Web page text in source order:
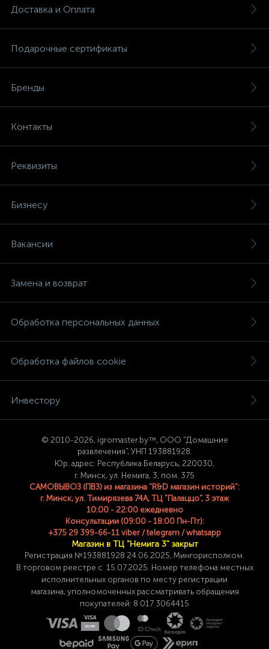
Доставка и Оплата
Подарочные сертификаты
Бренды
Контакты
Реквизиты
Бизнесу
Вакансии
Замена и возврат
Обработка персональных данных
Обработка файлов cookie
Инвестору
© 2010-2026, igromaster.by™, ООО "Домашние
развлечения", УНП 193881928.
Юр. адрес: Республика Беларусь, 220030,
г. Минск, ул. Немига, 3, пом. 375
САМОВЫВОЗ (ПВЗ) из магазина "R&D магазин историй":
г. Минск, ул. Тимирязева 74A, ТЦ "Палаццо", 3 этаж
10:00 - 22:00 ежедневно
Консультации (09:00 - 18:00 Пн-Пт):
+375 29 399-66-11 viber / telegram / whatsapp
Магазин в ТЦ "Немига 3" закрыт
Регистрация №193881928 24 .06.2025, Мингорисполком.
В торговом реестре с 15.07.2025. Номер телефона местных
исполнительных органов по месту регистрации
магазина,уполномоченных рассматривать обращения
покупателей: 8 017 3064415